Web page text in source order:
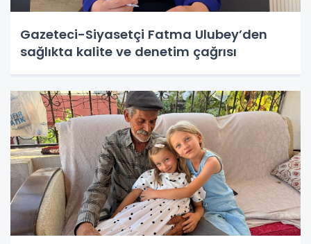
Gazeteci-Siyasetçi Fatma Ulubey’den
sağlıkta kalite ve denetim çağrısı